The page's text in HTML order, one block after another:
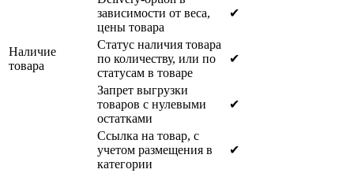
зависимости от веса,
цены товара
✔
Наличие
товара
Статус наличия товара
по количеству, или по
статусам в товаре
✔
Запрет выгрузки
товаров с нулевыми
остатками
✔
Ссылка на товар, с
учетом размещения в
категории
✔